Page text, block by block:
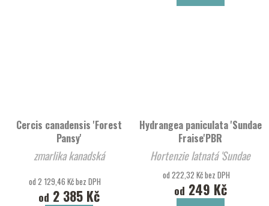
Cercis canadensis 'Forest
Pansy'
zmarlika kanadská
od 2 129,46 Kč bez DPH
od 2 385 Kč
Hydrangea paniculata 'Sundae
Fraise'PBR
Hortenzie latnatá 'Sundae
Fraise'
od 222,32 Kč bez DPH
od 249 Kč